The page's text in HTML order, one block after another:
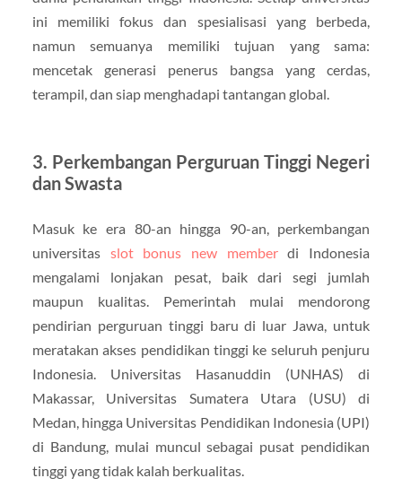
ini memiliki fokus dan spesialisasi yang berbeda,
namun semuanya memiliki tujuan yang sama:
mencetak generasi penerus bangsa yang cerdas,
terampil, dan siap menghadapi tantangan global.
3. Perkembangan Perguruan Tinggi Negeri
dan Swasta
Masuk ke era 80-an hingga 90-an, perkembangan
universitas slot bonus new memberdi Indonesia
mengalami lonjakan pesat, baik dari segi jumlah
maupun kualitas. Pemerintah mulai mendorong
pendirian perguruan tinggi baru di luar Jawa, untuk
meratakan akses pendidikan tinggi ke seluruh penjuru
Indonesia. Universitas Hasanuddin (UNHAS) di
Makassar, Universitas Sumatera Utara (USU) di
Medan, hingga Universitas Pendidikan Indonesia (UPI)
di Bandung, mulai muncul sebagai pusat pendidikan
tinggi yang tidak kalah berkualitas.